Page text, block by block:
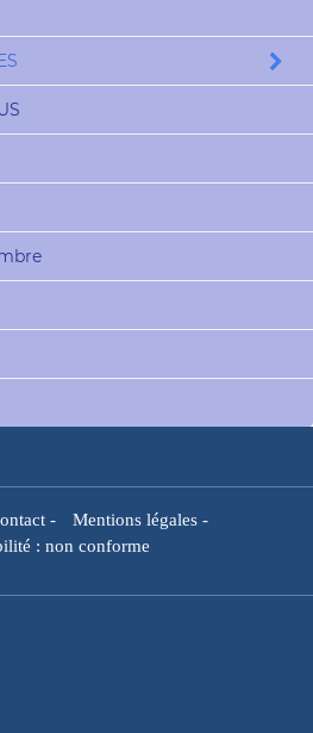
- Mentions légales-
: non conforme